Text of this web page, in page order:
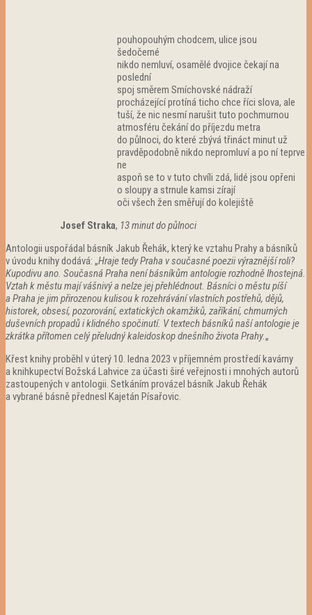
pouhopouhým chodcem, ulice jsou
šedočerné
nikdo nemluví, osamělé dvojice čekají na
poslední
spoj směrem Smíchovské nádraží
procházející protíná ticho chce říci slova, ale
tuší, že nic nesmí narušit tuto pochmurnou
atmosféru čekání do příjezdu metra
do půlnoci, do které zbývá třináct minut už
pravděpodobně nikdo nepromluví a po ní teprve
ne
aspoň se to v tuto chvíli zdá, lidé jsou opřeni
o sloupy a strnule kamsi zírají
oči všech žen směřují do kolejiště
Josef Straka, 13 minut do půlnoci
Antologii uspořádal básník Jakub Řehák, který ke vztahu Prahy a básníků
v úvodu knihy dodává: „Hraje tedy Praha v současné poezii výraznější roli?
Kupodivu ano. Současná Praha není básníkům antologie rozhodně lhostejná.
Vztah k městu mají vášnivý a nelze jej přehlédnout. Básníci o městu píší
a Praha je jim přirozenou kulisou k rozehrávání vlastních postřehů, dějů,
historek, obsesí, pozorování, extatických okamžiků, zaříkání, chmurných
duševních propadů i klidného spočinutí. V textech básníků naší antologie je
zkrátka přítomen celý přeludný kaleidoskop dnešního života Prahy.„
Křest knihy proběhl v úterý 10. ledna 2023 v příjemném prostředí kavárny
a knihkupectvíBožská Lahvice za účasti širé veřejnosti i mnohých autorů
zastoupených v antologii. Setkáním provázel básník Jakub Řehák
a vybrané básně přednesl Kajetán Písařovic.